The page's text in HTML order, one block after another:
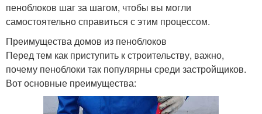
пеноблоков шаг за шагом, чтобы вы могли
самостоятельно справиться с этим процессом.
Преимущества домов из пеноблоков
Перед тем как приступить к строительству, важно,
почему пеноблоки так популярны среди застройщиков.
Вот основные преимущества: